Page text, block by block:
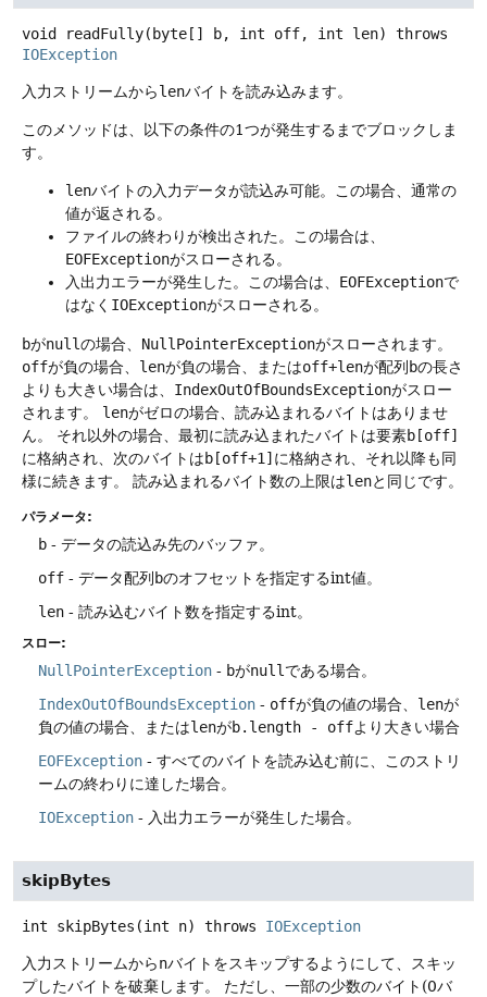
void readFully(byte[] b, int off, int len)
throws
IOException
入力ストリームからlenバイトを読み込みます。
このメソッドは、以下の条件の1つが発生するまでブロックしま
す。
lenバイトの入力データが読込み可能。この場合、通常の
値が返される。
ファイルの終わりが検出された。この場合は、
EOFExceptionがスローされる。
入出力エラーが発生した。この場合は、 EOFExceptionで
はなく IOExceptionがスローされる。
bがnullの場合、 NullPointerExceptionがスローされます。
offが負の場合、 lenが負の場合、またはoff+lenが配列 bの長さ
よりも大きい場合は、 IndexOutOfBoundsExceptionがスロー
されます。
lenがゼロの場合、読み込まれるバイトはありませ
ん。
それ以外の場合、最初に読み込まれたバイトは要素b[off]
に格納され、次のバイトはb[off+1] に格納され、それ以降も同
様に続きます。
読み込まれるバイト数の上限はlenと同じです。
パラメータ:
b - データの読込み先のバッファ。
off - データ配列 bのオフセットを指定するint値。
len - 読み込むバイト数を指定するint。
スロー:
NullPointerException - bがnull である場合。
IndexOutOfBoundsException - offが負の値の場合、 lenが
負の値の場合、またはlenがb.length - offより大きい場合
EOFException - すべてのバイトを読み込む前に、このストリ
ームの終わりに達した場合。
IOException - 入出力エラーが発生した場合。
skipBytes
int skipBytes (int n) throws IOException
入力ストリームからnバイトをスキップするようにして、スキッ
プしたバイトを破棄します。
ただし、一部の少数のバイト(0バ